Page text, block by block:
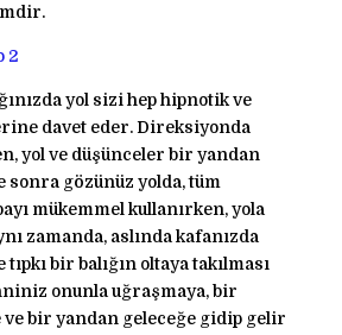
yol sizi hep hipnotik ve
davet eder. Direksiyonda
yol ve düşünceler bir yandan
sonra gözünüz yolda, tüm
mükemmel kullanırken, yola
zamanda, aslında kafanızda
bir balığın oltaya takılması
onunla uğraşmaya, bir
bir yandan geleceğe gidip gelir